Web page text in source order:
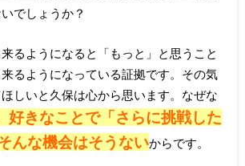
でしょうか？
るようになると「もっと」と思うこと
るようになっている証拠です。その気
しいと久保は心から思います。なぜな
好きなことで「さらに挑戦した
んな機会はそうないからです。